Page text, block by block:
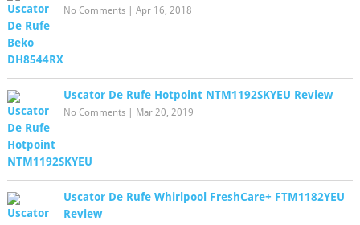
No Comments| Apr 16, 2018
Uscator De Rufe Hotpoint NTM1192SKYEU Review
No Comments| Mar 20, 2019
Uscator De Rufe Whirlpool FreshCare+ FTM1182YEU
Review